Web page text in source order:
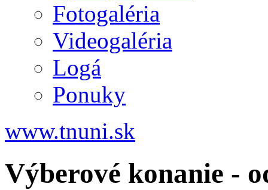
Fotogaléria
Videogaléria
Logá
Ponuky
www.tnuni.sk
Výberové konanie -